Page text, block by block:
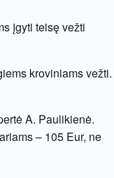
įgyti teisę vežti
kroviniams vežti.
A. Paulikienė.
– 105 Eur, ne